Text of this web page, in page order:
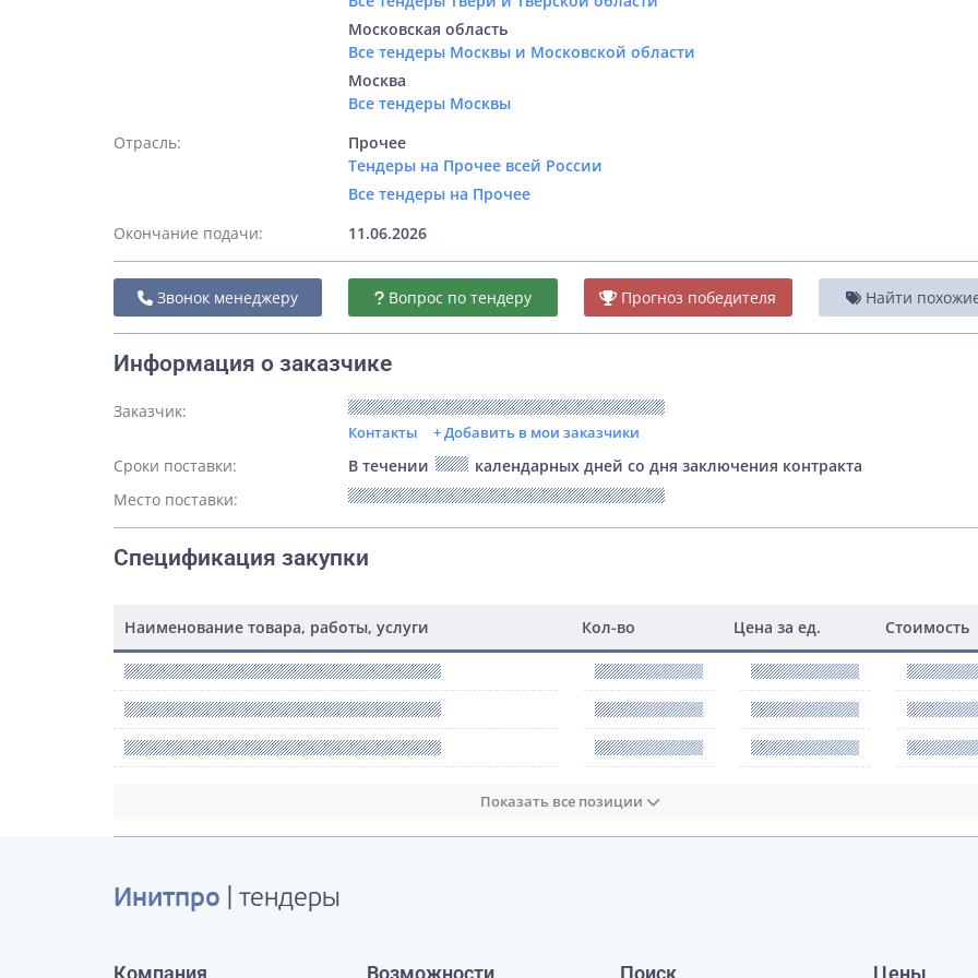
Московская область
Все тендеры Москвы и Московской области
Москва
Все тендеры Москвы
Отрасль:
Прочее
Тендеры на Прочее всей России
Все тендеры на Прочее
Окончание подачи:
11.06.2026
Звонок менеджеру Вопрос по тендеру Прогноз победителя Найти
Информация о заказчике
Заказчик:
Контакты + Добавить в мои заказчики
Сроки поставки: В течении
календарных дней со дня заключения контракта
Место поставки:
Спецификация закупки
Наименование товара, работы, услуги Кол-во Цена за ед. Стоимость
Показать все позиции
Инитпро | тендеры
Компания Возможности Поиск Цены